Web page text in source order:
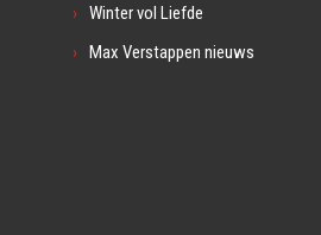
Winter vol Liefde
Max Verstappen nieuws